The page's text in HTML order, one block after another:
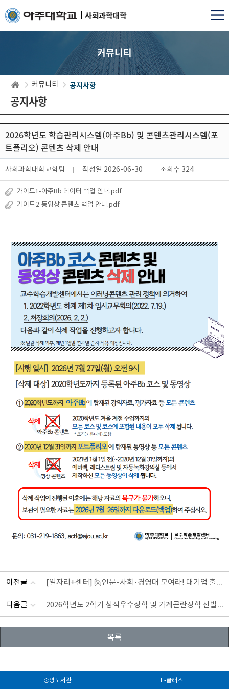
사회과학대학
커뮤니티
커뮤니티 공지사항
공지사항
2026학년도 학습관리시스템(아주Bb) 및 콘텐츠관리시스템(포
트폴리오) 콘텐츠 삭제 안내
사회과학대학교학팀 작성일 2026-06-30 조회수 324
가이드1-아주Bb 데이터 백업 안내.pdf
가이드2-동영상 콘텐츠 백업 안내.pdf
이전글 [일자리+센터] 🙋인문•사회•경영대 모여라! 대기업 출신 강사님과 함께 '취업부트캠프 4기' 로 취준 끝내자!🔥
다음글 2026학년도 2학기 성적우수장학 및 가계곤란장학 선발 안내
목록
중앙도서관 E-클래스